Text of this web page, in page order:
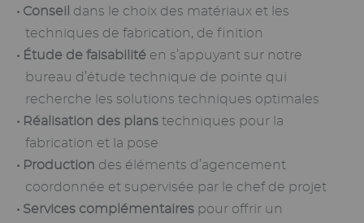
Conseil
dans le choix des matériaux et les
techniques de fabrication, de finition
Étude de faisabilitéen s’appuyant sur notre
bureau d’étude technique de pointe qui
recherche les solutions techniques optimales
Réalisation des planstechniques pour la
fabrication et la pose
Production des éléments d’agencement
coordonnée et supervisée par le chef de projet
Services complémentairespour offrir un